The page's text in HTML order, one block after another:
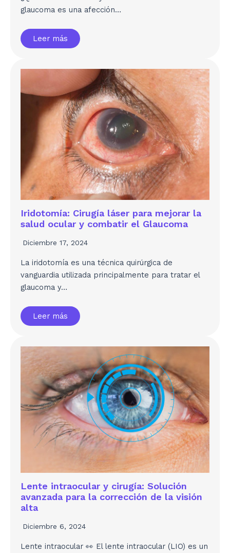
glaucoma es una afección…
Leer más
Iridotomía: Cirugía láser para mejorar la
salud ocular y combatir el Glaucoma
Diciembre 17, 2024
La iridotomía es una técnica quirúrgica de
vanguardia utilizada principalmente para tratar el
glaucoma y…
Leer más
Lente intraocular y cirugía: Solución
avanzada para la corrección de la visión
alta
Diciembre 6, 2024
Lente intraocular 👀 El lente intraocular (LIO) es un